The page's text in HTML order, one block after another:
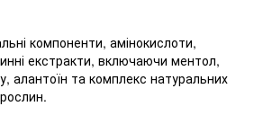
компоненти, амінокислоти,
екстракти, включаючи ментол,
алантоїн та комплекс натуральних